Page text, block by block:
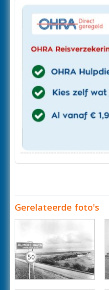
Gerelateerde foto's